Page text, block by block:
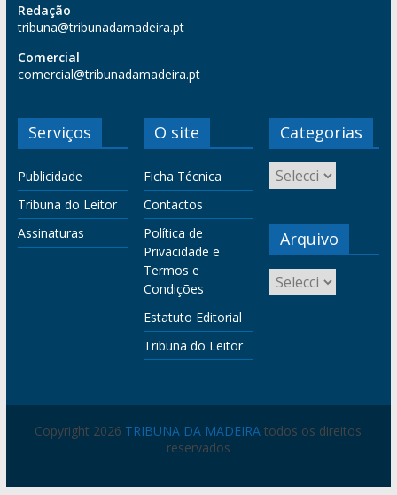
Redação
tribuna@tribunadamadeira.pt
Comercial
comercial@tribunadamadeira.pt
Serviços
Publicidade
Tribuna do Leitor
Assinaturas
O site
Ficha Técnica
Contactos
Política de
Privacidade e
Termos e
Condições
Estatuto Editorial
Tribuna do Leitor
Categorias
Arquivo
Copyright 2026 TRIBUNA DA MADEIRA todos os direitos
reservados